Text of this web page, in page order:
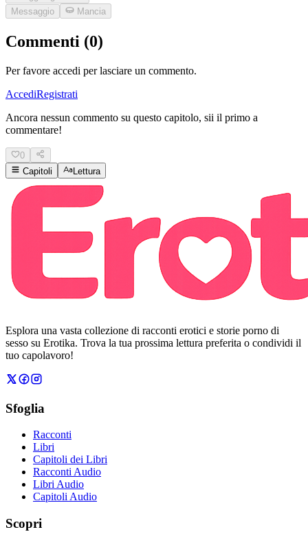
Messaggio
Mancia
Commenti (0)
Per favore accedi per lasciare un commento.
AccediRegistrati
Ancora nessun commento su questo capitolo, sii il primo a
commentare!
0
Capitoli
Lettura
Esplora una vasta collezione di racconti erotici e storie porno di
sesso su Erotika. Trova la tua prossima lettura preferita o condividi il
tuo capolavoro!
Sfoglia
Racconti
Libri
Capitoli dei Libri
Racconti Audio
Libri Audio
Capitoli Audio
Scopri